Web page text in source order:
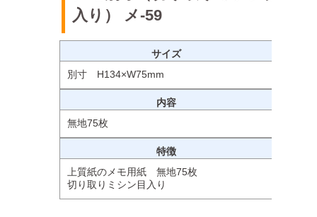
入り） メ-59
サイズ
別寸 H134×W75mm
内容
無地75枚
特徴
上質紙のメモ用紙 無地75枚
切り取りミシン目入り